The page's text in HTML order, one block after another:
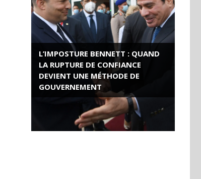
L’IMPOSTURE BENNETT : QUAND
LA RUPTURE DE CONFIANCE
DEVIENT UNE MÉTHODE DE
GOUVERNEMENT
ROSE VALLAND, HEROÏNE DE LA
RESISTANCE FRANÇAISE